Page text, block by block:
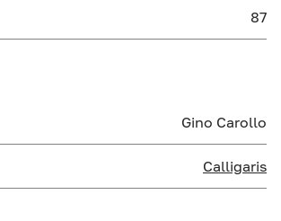
87
Gino Carollo
Calligaris